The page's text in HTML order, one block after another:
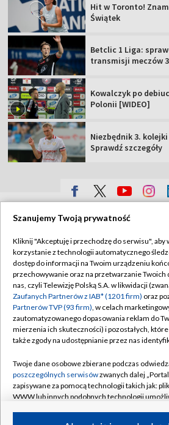
Hit w Toronto!
Świątek
Betclic 1 Liga:
transmisji meczów
Kowalczyk po
Polonii [WIDEO]
Niezbędnik 3. kolejki
Sprawdź szczegóły
Sklep TVP
Biuro
Oferta
Telegazeta
Emisja w TVP
Ogłoszenia
Akademia
Polityka
Moje zgody
Biuro
Kontakt
©2026 Telewizja Polska Spółka
Szanujemy Twoją prywatność
Kliknij "Akceptuję i przechodzę do serwisu", aby
korzystanie z technologii automatycznego
dostęp do informacji na Twoim urządzeniu
przechowywanie oraz na przetwarzanie Twoich
nas, czyli Telewizję Polską S.A. w likwidacji
Zaufanych Partnerów z IAB* (1201 firm) oraz
Partnerów TVP (93 firm), w celach
zautomatyzowanego dopasowania reklam do
mierzenia ich skuteczności) i pozostałych,
także zgody na udostępnianie przez nas
Twoje dane osobowe zbierane podczas
poszczególnych serwisówzwanych dalej
zapisywane za pomocą technologii takich jak:
WWW lub innych podobnych technologii